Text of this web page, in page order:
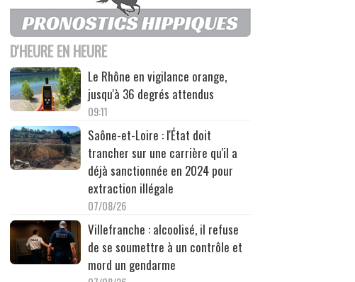
D'HEURE EN HEURE
Le Rhône en vigilance orange,
jusqu'à 36 degrés attendus
09:11
Saône-et-Loire : l'État doit
trancher sur une carrière qu'il a
déjà sanctionnée en 2024 pour
extraction illégale
07/08/26
Villefranche : alcoolisé, il refuse
de se soumettre à un contrôle et
mord un gendarme